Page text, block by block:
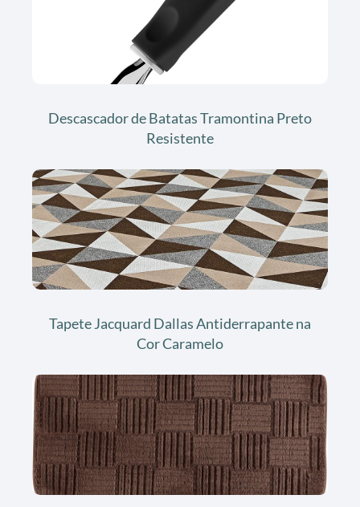
Descascador de Batatas Tramontina Preto
Resistente
Tapete Jacquard Dallas Antiderrapante na
Cor Caramelo